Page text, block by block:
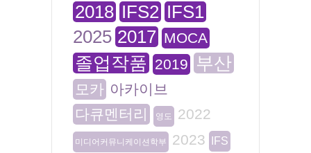
2018 IFS2 IFS1
2025 2017 MOCA
졸업작품 2019 부산
모카 아카이브
다큐멘터리
영도 2022
미디어커뮤니케이션학부 2023 IFS